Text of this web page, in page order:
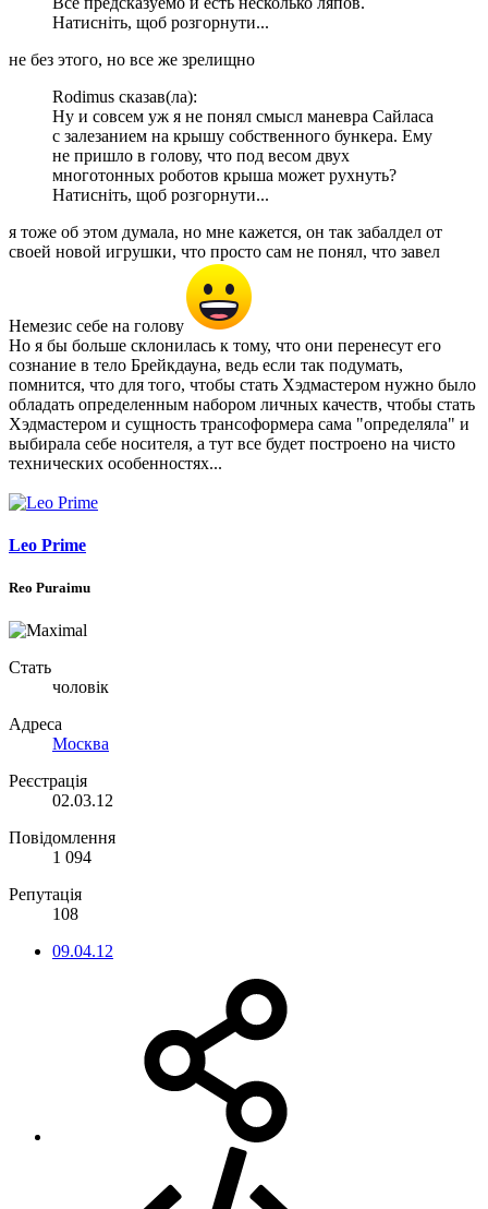
Натисніть, щоб розгорнути...
не без этого, но все же зрелищно
Rodimus сказав(ла):
Ну и совсем уж я не понял смысл маневра Сайласа
с залезанием на крышу собственного бункера. Ему
не пришло в голову, что под весом двух
многотонных роботов крыша может рухнуть?
Натисніть, щоб розгорнути...
я тоже об этом думала, но мне кажется, он так забалдел от
своей новой игрушки, что просто сам не понял, что завел
Немезис себе на голову
Но я бы больше склонилась к тому, что они перенесут его
сознание в тело Брейкдауна, ведь если так подумать,
помнится, что для того, чтобы стать Хэдмастером нужно было
обладать определенным набором личных качеств, чтобы стать
Хэдмастером и сущность трансоформера сама "определяла" и
выбирала себе носителя, а тут все будет построено на чисто
технических особенностях...
Leo Prime
Reo Puraimu
Стать
чоловік
Адреса
Москва
Реєстрація
02.03.12
Повідомлення
1 094
Репутація
108
09.04.12